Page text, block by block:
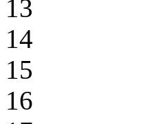
13
14
15
16